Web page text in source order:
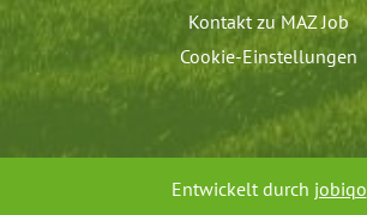
Kontakt zu MAZ Job
Cookie-Einstellungen
Entwickelt durch jobiqo